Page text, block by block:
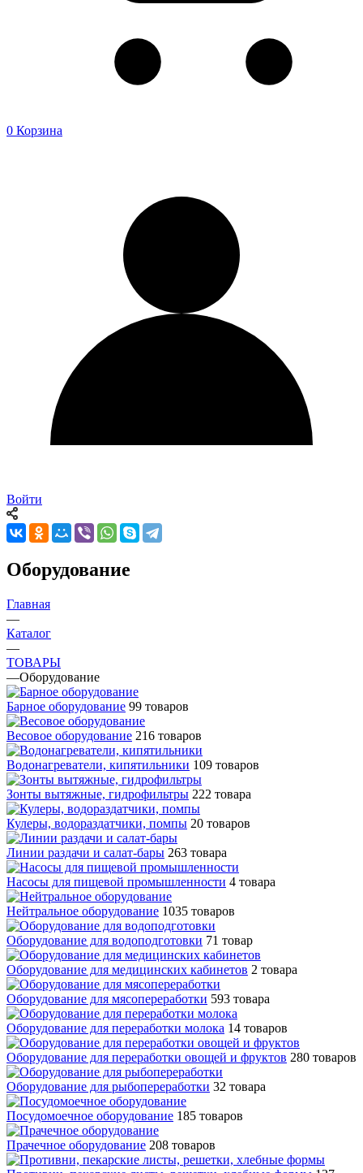
0 Корзина
Войти
Оборудование
Главная
—
Каталог
—
ТОВАРЫ
—Оборудование
Барное оборудование 99 товаров
Весовое оборудование 216 товаров
Водонагреватели, кипятильники 109 товаров
Зонты вытяжные, гидрофильтры 222 товара
Кулеры, водораздатчики, помпы 20 товаров
Линии раздачи и салат-бары 263 товара
Насосы для пищевой промышленности 4 товара
Нейтральное оборудование 1035 товаров
Оборудование для водоподготовки 71 товар
Оборудование для медицинских кабинетов 2 товара
Оборудование для мясопереработки 593 товара
Оборудование для переработки молока 14 товаров
Оборудование для переработки овощей и фруктов 280 товаров
Оборудование для рыбопереработки 32 товара
Посудомоечное оборудование 185 товаров
Прачечное оборудование 208 товаров